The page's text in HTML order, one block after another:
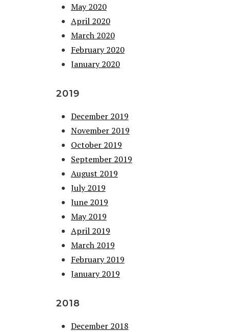
May 2020
April 2020
March 2020
February 2020
January 2020
2019
December 2019
November 2019
October 2019
September 2019
August 2019
July 2019
June 2019
May 2019
April 2019
March 2019
February 2019
January 2019
2018
December 2018